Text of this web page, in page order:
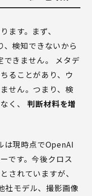
ます。まず、
検知できないから
できません。 メタデ
ることがあり、ウ
せん。つまり、検
なく、判断材料を増
は現時点でOpenAI
です。今後クロス
されていますが、
モデル、撮影画像